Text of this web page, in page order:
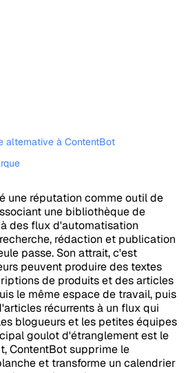
alternative à ContentBot
une réputation comme outil de
une bibliothèque de
des flux d'automatisation
rédaction et publication
passe. Son attrait, c'est
peuvent produire des textes
de produits et des articles
le même espace de travail, puis
récurrents à un flux qui
blogueurs et les petites équipes
goulot d'étranglement est le
ContentBot supprime le
et transforme un calendrier